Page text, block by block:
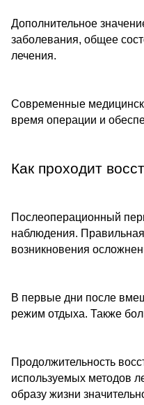
Дополнительное
заболевания, общее
лечения.
Современные
время операции и
Как проходит
Послеоперационный
наблюдения. Правильная
возникновения
В первые дни после
режим отдыха. Также
Продолжительность
используемых методов
образу жизни